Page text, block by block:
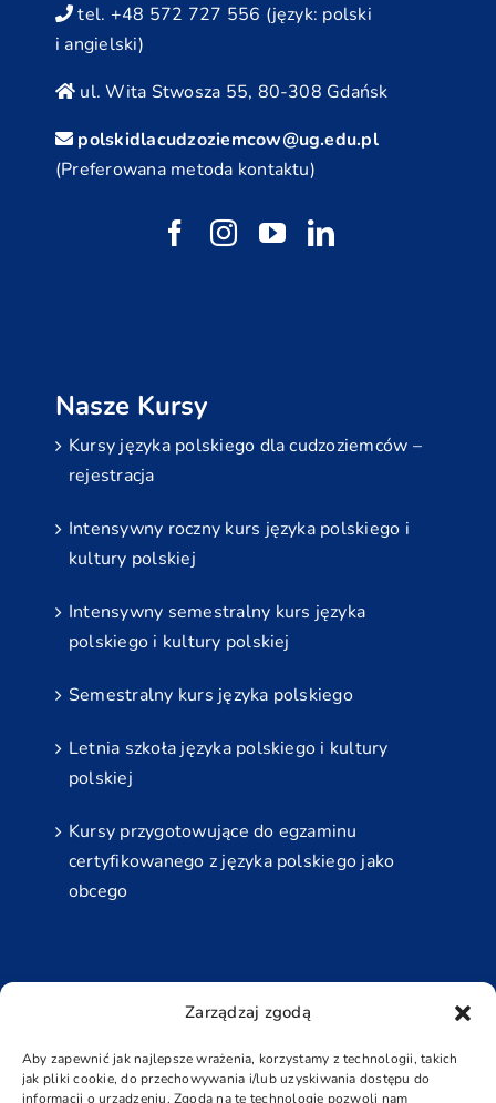
Zarządzaj zgodą
Aby zapewnić jak najlepsze wrażenia, korzystamy z technologii, takich
jak pliki cookie, do przechowywania i/lub uzyskiwania dostępu do
informacji o urządzeniu. Zgoda na te technologie pozwoli nam
tel. +48 572 727 556 (język: polski
i angielski)
ul. Wita Stwosza 55, 80-308 Gdańsk
polskidlacudzoziemcow@ug.edu.pl
(Preferowana metoda kontaktu)
Nasze Kursy
Kursy języka polskiego dla cudzoziemców –
rejestracja
Intensywny roczny kurs języka polskiego i
kultury polskiej
Intensywny semestralny kurs języka
polskiego i kultury polskiej
Semestralny kurs języka polskiego
Letnia szkoła języka polskiego i kultury
polskiej
Kursy przygotowujące do egzaminu
certyfikowanego z języka polskiego jako
obcego
Najbliższe Egzaminy
Grudzień
5 grudnia - 6 grudnia